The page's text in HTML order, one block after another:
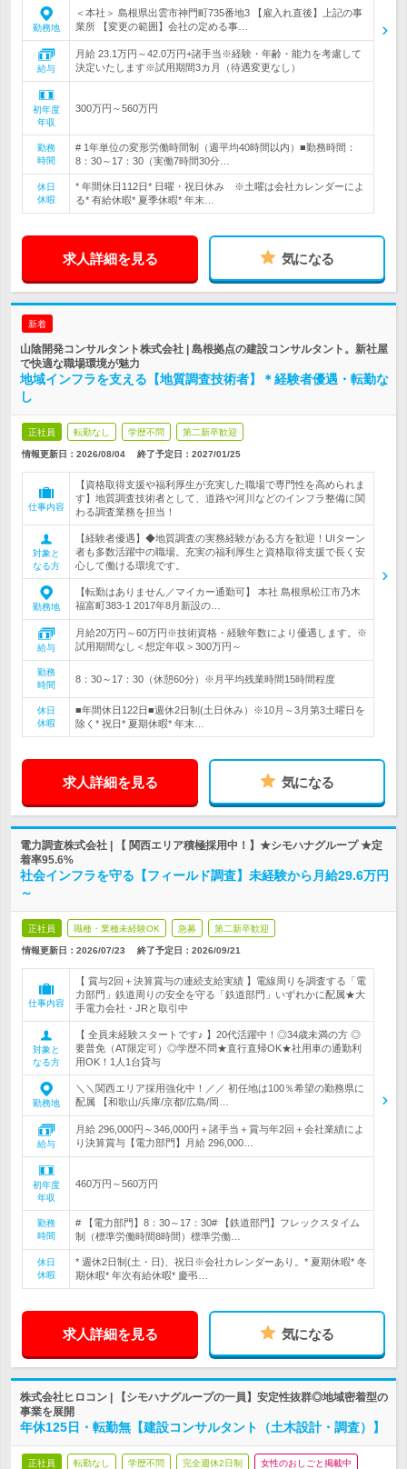
勤務地
＜本社＞ 島根県出雲市神門町735番地3 【雇入れ直後】上記の事
業所 【変更の範囲】会社の定める事…
給与
月給 23.1万円～42.0万円+諸手当※経験・年齢・能力を考慮して
決定いたします※試用期間3カ月（待遇変更なし）
初年度
年収
300万円～560万円
勤務
時間
# 1年単位の変形労働時間制（週平均40時間以内）■勤務時間：
8：30～17：30（実働7時間30分…
休日
休暇
* 年間休日112日* 日曜・祝日休み ※土曜は会社カレンダーによ
る* 有給休暇* 夏季休暇* 年末…
求人詳細を見る 気になる
新着
山陰開発コンサルタント株式会社 | 島根拠点の建設コンサルタント。新社屋
で快適な職場環境が魅力
地域インフラを支える【地質調査技術者】＊経験者優遇・転勤な
し
正社員 転勤なし 学歴不問 第二新卒歓迎
情報更新日：2026/08/04 終了予定日： 2027/01/25
仕事内容
【資格取得支援や福利厚生が充実した職場で専門性を高められま
す】地質調査技術者として、道路や河川などのインフラ整備に関
わる調査業務を担当！
対象と
なる方
【経験者優遇】◆地質調査の実務経験がある方を歓迎！UIターン
者も多数活躍中の職場。充実の福利厚生と資格取得支援で長く安
心して働ける環境です。
勤務地
【転勤はありません／マイカー通勤可】 本社 島根県松江市乃木
福富町383-1 2017年8月新設の…
給与
月給20万円～60万円※技術資格・経験年数により優遇します。※
試用期間なし＜想定年収＞300万円～
勤務
時間
8：30～17：30（休憩60分）※月平均残業時間15時間程度
休日
休暇
■年間休日122日■週休2日制(土日休み）※10月～3月第3土曜日を
除く* 祝日* 夏期休暇* 年末…
求人詳細を見る 気になる
電力調査株式会社 | 【 関西エリア積極採用中！】★シモハナグループ ★定
着率95.6%
社会インフラを守る【フィールド調査】未経験から月給29.6万円
～
正社員 職種・業種未経験OK 急募 第二新卒歓迎
情報更新日：2026/07/23 終了予定日： 2026/09/21
仕事内容
【 賞与2回＋決算賞与の連続支給実績 】電線周りを調査する「電
力部門」鉄道周りの安全を守る「鉄道部門」いずれかに配属★大
手電力会社・JRと取引中
対象と
なる方
【 全員未経験スタートです♪ 】20代活躍中！◎34歳未満の方 ◎
要普免（AT限定可）◎学歴不問★直行直帰OK★社用車の通勤利
用OK！1人1台貸与
勤務地
＼＼関西エリア採用強化中！／／ 初任地は100％希望の勤務県に
配属 【和歌山/兵庫/京都/広島/岡…
給与
月給 296,000円～346,000円＋諸手当＋賞与年2回＋会社業績によ
り決算賞与【電力部門】月給 296,000…
初年度
年収
460万円～560万円
勤務
時間
# 【電力部門】8：30～17：30# 【鉄道部門】フレックスタイム
制（標準労働時間8時間）標準労働…
休日
休暇
* 週休2日制(土・日)、祝日※会社カレンダーあり。* 夏期休暇* 冬
期休暇* 年次有給休暇* 慶弔…
求人詳細を見る 気になる
株式会社ヒロコン | 【シモハナグループの一員】安定性抜群◎地域密着型の
事業を展開
年休125日・転勤無【建設コンサルタント（土木設計・調査）】
正社員 転勤なし 学歴不問 完全週休2日制 女性のおしごと掲載中